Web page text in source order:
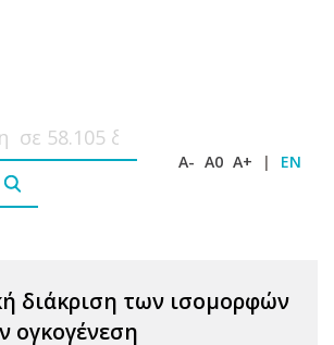
A- A0 A+ | EN
διάκριση των ισομορφών
ογκογένεση